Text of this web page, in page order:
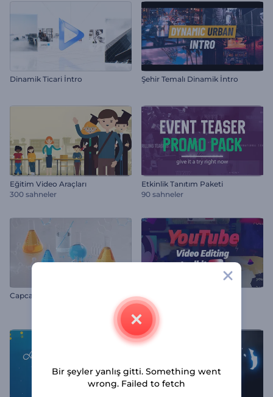
Dinamik Ticari İntro Şehir Temalı Dinamik İntro
Eğitim Video Araçları
300 sahneler
Etkinlik Tanıtım Paketi
90 sahneler
Capcanlı Tıbbi Açış Videosu
YouTube Video Montaj Kiti
300 sahneler
Bir şeyler yanlış gitti. Something went
wrong. Failed to fetch